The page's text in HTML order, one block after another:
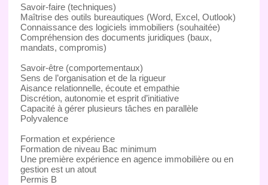
Savoir-faire (techniques)
Maîtrise des outils bureautiques (Word, Excel, Outlook)
Connaissance des logiciels immobiliers (souhaitée)
Compréhension des documents juridiques (baux,
mandats, compromis)
Savoir-être (comportementaux)
Sens de l’organisation et de la rigueur
Aisance relationnelle, écoute et empathie
Discrétion, autonomie et esprit d’initiative
Capacité à gérer plusieurs tâches en parallèle
Polyvalence
Formation et expérience
Formation de niveau Bac minimum
Une première expérience en agence immobilière ou en
gestion est un atout
Permis B